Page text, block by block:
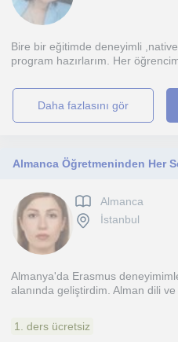
Bire bir eğitimde deneyimli
program hazırlarım. Her
daha fazlasını gör
Almanca
İstanbul
Almanya'da Erasmus
alanında geliştirdim. Alman dili ve
1. ders ücretsiz